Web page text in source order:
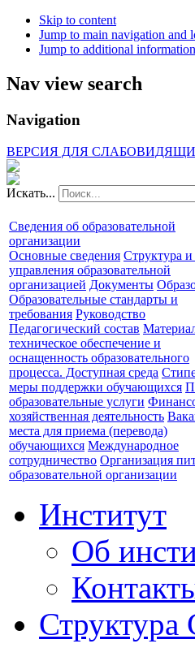
Skip to content
Jump to main navigation and
Jump to additional information
Nav view search
Navigation
ВЕРСИЯ ДЛЯ
Искать...
Сведения об образовательной
организации
Основные сведения Структура
управления образовательной
организацией Документы
Образовательные стандарты и
требования Руководство
Педагогический состав
техническое обеспечение и
оснащенность образовательного
процесса. Доступная среда
меры поддержки обучающихся
образовательные услуги
хозяйственная деятельность
места для приема (перевода)
обучающихся Международное
сотрудничество Организация
образовательной организации
Институт
Об